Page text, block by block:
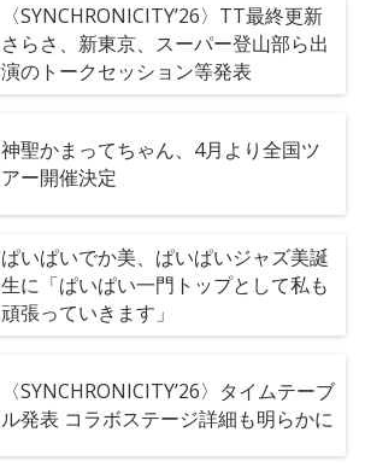
〈SYNCHRONICITY’26〉TT最終更新
さらさ、新東京、スーパー登山部ら出
演のトークセッション等発表
神聖かまってちゃん、4月より全国ツ
アー開催決定
ぱいぱいでか美、ぱいぱいジャズ美誕
生に「ぱいぱい一門トップとして私も
頑張っていきます」
〈SYNCHRONICITY’26〉タイムテーブ
ル発表 コラボステージ詳細も明らかに